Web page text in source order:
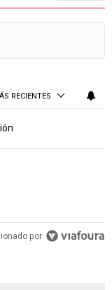
RECIENTES
por